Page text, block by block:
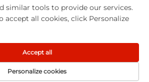
China Jiangmen Guanwen cleaning
All rights reserved -Dasar Privasi
similar tools to provide our services.
accept all cookies, click Personalize
Personalize cookies
Accept all